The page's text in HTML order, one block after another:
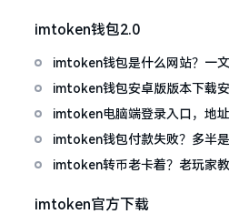
imtoken钱包2.0
imtoken钱包是什么网站？一
imtoken钱包安卓版版本下载
imtoken电脑端登录入口，地
imtoken钱包付款失败？多半
imtoken转币老卡着？老玩家
imtoken官方下载